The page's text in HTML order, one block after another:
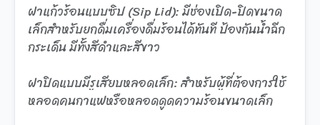
ฝาแก้วร้อนแบบซิป (Sip Lid): มีช่องเปิด-ปิดขนาด
เล็กสำหรับยกดื่มเครื่องดื่มร้อนได้ทันที ป้องกันน้ำฉีก
กระเด็น มีทั้งสีดำและสีขาว
ฝาปิดแบบมีรูเสียบหลอดเล็ก: สำหรับผู้ที่ต้องการใช้
หลอดคนกาแฟหรือหลอดดูดความร้อนขนาดเล็ก